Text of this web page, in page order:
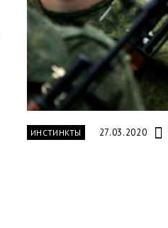
ИНСТИНКТЫ 27.03.2020